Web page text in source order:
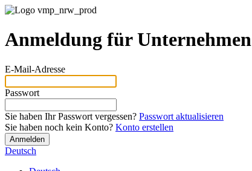
Anmeldung für Unternehmen
E-Mail-Adresse
Passwort
Sie haben Ihr Passwort vergessen? Passwort aktualisieren
Sie haben noch kein Konto? Konto erstellen
Deutsch